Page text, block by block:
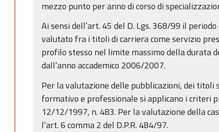
mezzo punto per anno di corso di
Ai sensi dell’art. 45 del D. Lgs. 368/99 il
valutato fra i titoli di carriera come servizio
profilo stesso nel limite massimo della durata
dall’anno accademico 2006/2007.
Per la valutazione delle pubblicazioni, dei titoli
formativo e professionale si applicano i criteri
12/12/1997, n. 483. Per la valutazione della
l’art. 6 comma 2 del D.P.R. 484/97.